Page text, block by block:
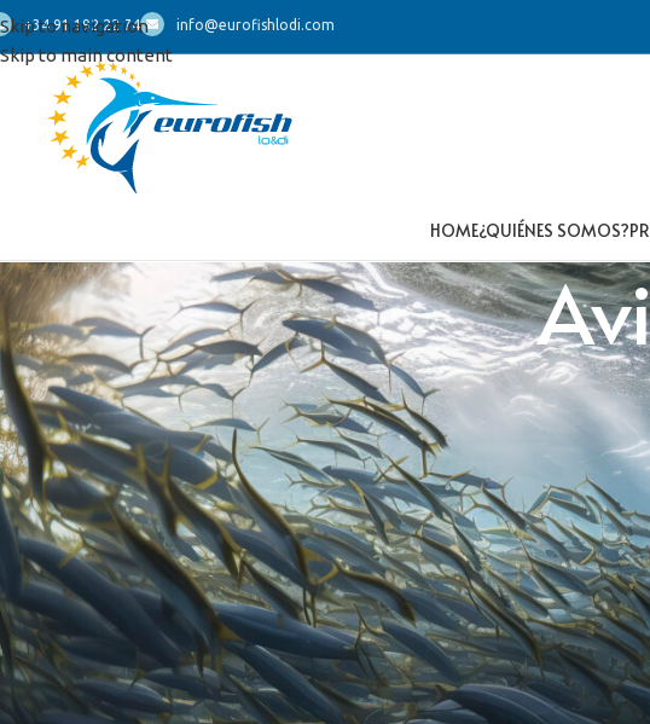
Skip to navigation
Skip to main content
+34 91 192 22 74 info@eurofishlodi.com
HOME¿QUIÉNES SOMOS?
En cumplimiento de la Ley 34/2002, de 11 de julio, de servicios de la
web asociado al dominio www.eurofishlodi.com es el siguiente:
Titular de la web:EUROFISH LO&DI,S.L.
NIF:B86597531
Dirección:Avda. de los Rosales nº 90. 28935. Móstoles (Madrid)
Correo electrónico: calidad@eurofishlodi.com
Teléfono:911922274
Objeto
A través del sitio web, el Prestador facilita a los usuarios el acceso a su